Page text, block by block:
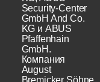
Security-Center
GmbH And Co.
KG и ABUS
Pfaffenhain
GmbH.
Компания
August